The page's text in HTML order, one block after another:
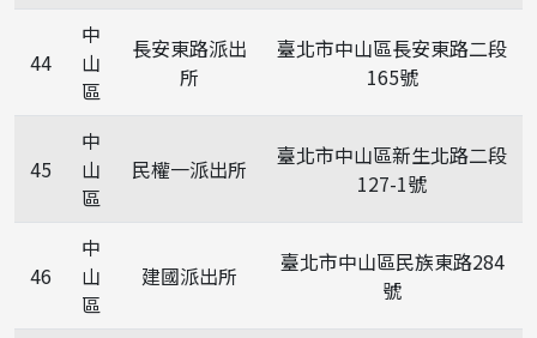
44
中
山
區
長安東路派出
所
臺北市中山區長安東路二段
165號
45
中
山
區
民權一派出所
臺北市中山區新生北路二段
127-1號
46
中
山
區
建國派出所
臺北市中山區民族東路284
號